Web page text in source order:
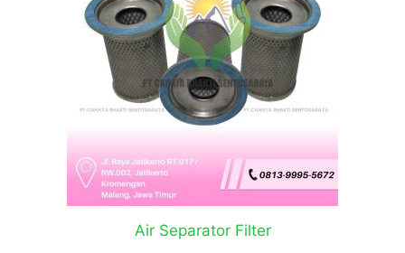
Air Separator Filter